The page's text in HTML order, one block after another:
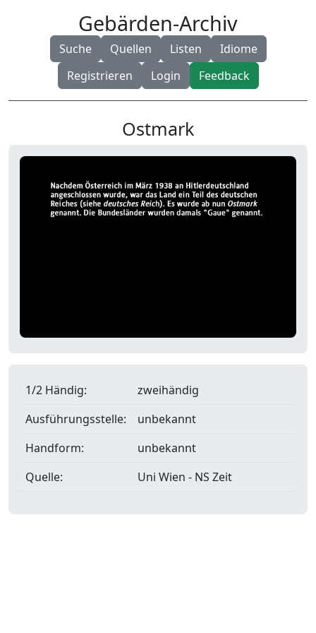
Gebärden-Archiv
Suche Quellen Listen
Idiome
Registrieren
Login Feedback
Ostmark
1/2 Händig:
zweihändig
Ausführungsstelle:
unbekannt
Handform:
unbekannt
Quelle:
Uni Wien - NS Zeit